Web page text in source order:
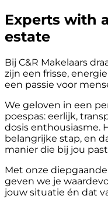
Experts with
estate
Bij C&R Makelaars
zijn een frisse,
een passie voor
We geloven in een
poespas: eerlijk,
dosis enthousiasme.
belangrijke stap, en
manier die bij jou
Met onze
geven we je
jouw situatie én dat